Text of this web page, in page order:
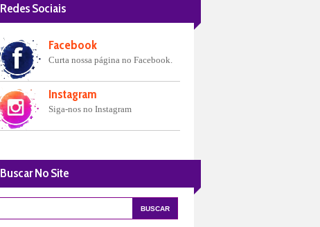
Redes Sociais
Facebook
Curta nossa página no Facebook.
Instagram
Siga-nos no Instagram
Buscar No Site